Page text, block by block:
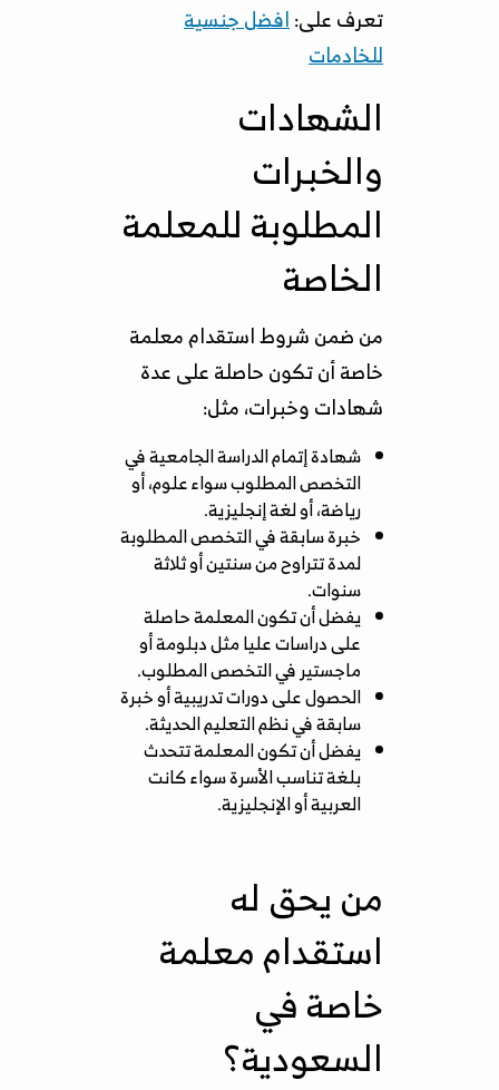
تعرف على:افضل جنسية
للخادمات
الشهادات
والخبرات
المطلوبة للمعلمة
الخاصة
من ضمن شروط استقدام معلمة
خاصة أن تكون حاصلة على عدة
شهادات وخبرات، مثل:
شهادة إتمام الدراسة الجامعية في
التخصص المطلوب سواء علوم، أو
رياضة، أو لغة إنجليزية.
خبرة سابقة في التخصص المطلوبة
لمدة تتراوح من سنتين أو ثلاثة
سنوات.
يفضل أن تكون المعلمة حاصلة
على دراسات عليا مثل دبلومة أو
ماجستير في التخصص المطلوب.
الحصول على دورات تدريبية أو خبرة
سابقة في نظم التعليم الحديثة.
يفضل أن تكون المعلمة تتحدث
بلغة تناسب الأسرة سواء كانت
العربية أو الإنجليزية.
من يحق له
استقدام معلمة
خاصة في
السعودية؟